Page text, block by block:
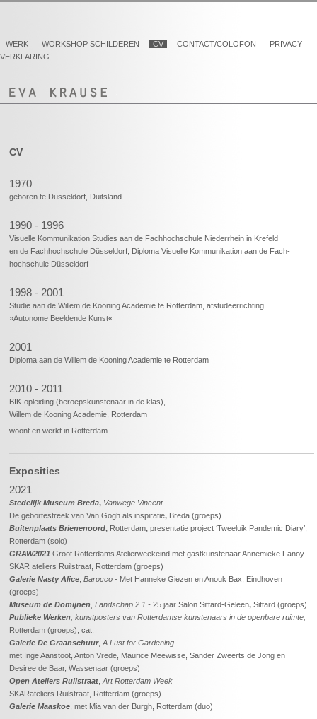
WERK WORKSHOP SCHILDEREN CV CONTACT/COLOFON
PRIVACY
VERKLARING
CV
1970
geboren te Düsseldorf, Duitsland
1990 - 1996
Visuelle Kommunikation Studies aan de Fachhochschule Niederrhein in Krefeld
en de Fachhochschule Düsseldorf, Diploma Visuelle Kommunikation aan de Fach-
hochschule Düsseldorf
1998 - 2001
Studie aan de Willem de Kooning Academie te Rotterdam, afstudeerrichting
»Autonome Beeldende Kunst«
2001
Diploma aan de Willem de Kooning Academie te Rotterdam
2010 - 2011
BIK-opleiding (beroepskunstenaar in de klas),
Willem de Kooning Academie, Rotterdam
woont en werkt in Rotterdam
Exposities
2021
Stedelijk Museum Breda, Vanwege Vincent
De gebortestreek van Van Gogh als inspiratie, Breda (groeps)
Buitenplaats Brienenoord, Rotterdam,presentatie project ‘Tweeluik Pandemic Diary’,
Rotterdam (solo)
GRAW2021Groot Rotterdams Atelierweekeind met gastkunstenaar Annemieke Fanoy
SKAR ateliers Ruilstraat, Rotterdam (groeps)
Galerie Nasty Alice ,Barocco - Met Hanneke Giezen en Anouk Bax, Eindhoven
(groeps)
Museum de Domijnen ,Landschap 2.1 -25 jaar Salon Sittard-Geleen, Sittard (groeps)
Publieke Werken , kunstposters van Rotterdamse kunstenaars in de openbare ruimte,
Rotterdam (groeps), cat.
Galerie De Graanschuur,A Lust for Gardening
met Inge Aanstoot, Anton Vrede, Maurice Meewisse, Sander Zweerts de Jong en
Desiree de Baar, Wassenaar (groeps)
Open Ateliers Ruilstraat ,Art Rotterdam Week
SKARateliers Ruilstraat, Rotterdam (groeps)
Galerie Maaskoe , met Mia van der Burgh, Rotterdam (duo)